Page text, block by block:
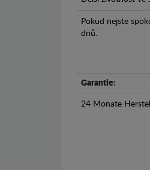
Pokud nejste
dnů.
Garantie:
24 Monate